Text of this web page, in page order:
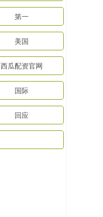
第一
美国
西瓜配资官网
国际
回应